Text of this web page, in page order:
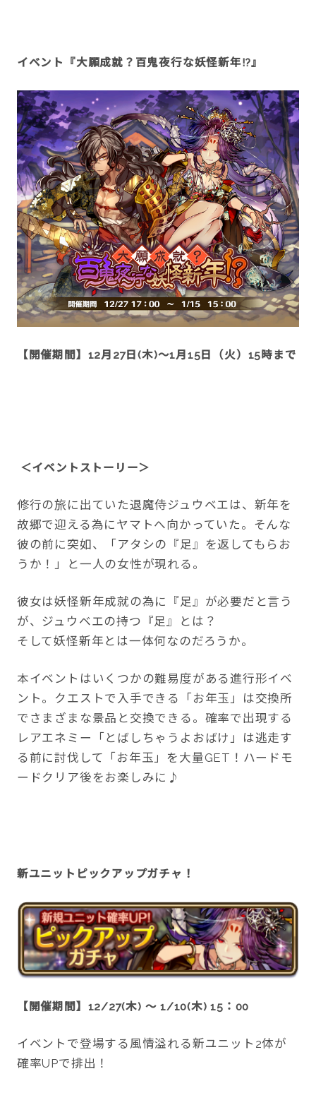
イベント『大願成就？百鬼夜行な妖怪新年!?』
【開催期間】12月27日(木)～1月15日（火）15時まで
＜イベントストーリー＞
修行の旅に出ていた退魔侍ジュウベエは、新年を
故郷で迎える為にヤマトへ向かっていた。そんな
彼の前に突如、「アタシの『足』を返してもらお
うか！」と一人の女性が現れる。
彼女は妖怪新年成就の為に『足』が必要だと言う
が、ジュウベエの持つ『足』とは？
そして妖怪新年とは一体何なのだろうか。
本イベントはいくつかの難易度がある進行形イベ
ント。クエストで入手できる「お年玉」は交換所
でさまざまな景品と交換できる。確率で出現する
レアエネミー「とばしちゃうよおばけ」は逃走す
る前に討伐して「お年玉」を大量GET！ハードモ
ードクリア後をお楽しみに♪
新ユニットピックアップガチャ！
【開催期間】12/27(木) ～ 1/10(木) 15：00
イベントで登場する風情溢れる新ユニット2体が
確率UPで排出！